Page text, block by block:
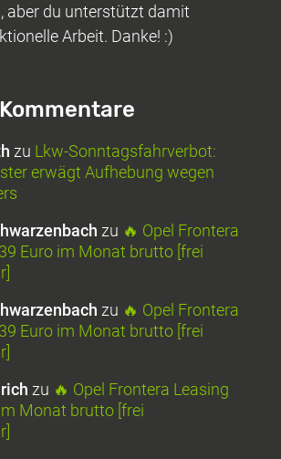
aber du unterstützt damit
Arbeit. Danke! :)
zu Lkw-Sonntagsfahrverbot:
erwägt Aufhebung wegen
zu 🔥 Opel Frontera
Euro im Monat brutto [frei
zu 🔥 Opel Frontera
Euro im Monat brutto [frei
zu 🔥 Opel Frontera Leasing
Monat brutto [frei